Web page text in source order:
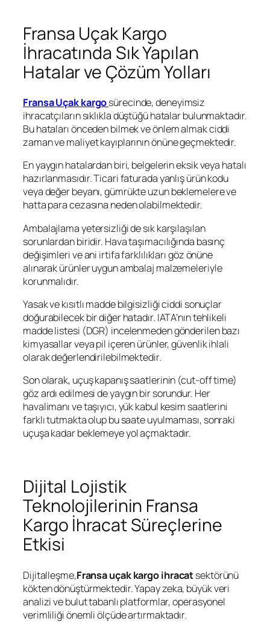
Fransa Uçak Kargo
İhracatında Sık Yapılan
Hatalar ve Çözüm Yolları
Fransa Uçak kargosürecinde, deneyimsiz
ihracatçıların sıklıkla düştüğü hatalar bulunmaktadır.
Bu hataları önceden bilmek ve önlem almak ciddi
zaman ve maliyet kayıplarının önüne geçmektedir.
En yaygın hatalardan biri, belgelerin eksik veya hatalı
hazırlanmasıdır. Ticari faturada yanlış ürün kodu
veya değer beyanı, gümrükte uzun beklemelere ve
hatta para cezasına neden olabilmektedir.
Ambalajlama yetersizliği de sık karşılaşılan
sorunlardan biridir. Hava taşımacılığında basınç
değişimleri ve ani irtifa farklılıkları göz önüne
alınarak ürünler uygun ambalaj malzemeleriyle
korunmalıdır.
Yasak ve kısıtlı madde bilgisizliği ciddi sonuçlar
doğurabilecek bir diğer hatadır. IATA’nın tehlikeli
madde listesi (DGR) incelenmeden gönderilen bazı
kimyasallar veya pil içeren ürünler, güvenlik ihlali
olarak değerlendirilebilmektedir.
Son olarak, uçuş kapanış saatlerinin (cut-off time)
göz ardı edilmesi de yaygın bir sorundur. Her
havalimanı ve taşıyıcı, yük kabul kesim saatlerini
farklı tutmakta olup bu saate uyulmaması, sonraki
uçuşa kadar beklemeye yol açmaktadır.
Dijital Lojistik
Teknolojilerinin Fransa
Kargo İhracat Süreçlerine
Etkisi
Dijitalleşme,Fransa uçak kargo ihracatsektörünü
kökten dönüştürmektedir. Yapay zeka, büyük veri
analizi ve bulut tabanlı platformlar, operasyonel
verimliliği önemli ölçüde artırmaktadır.